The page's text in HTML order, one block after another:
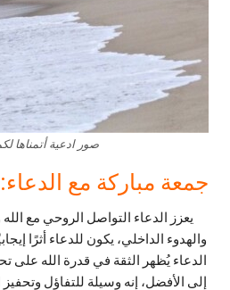
صور ادعية أتمناها
جمعة مباركة مع الدعاء:
يعزز الدعاء التواصل الروحي مع
والهدوء الداخلي، يكون للدعاء أثرًا
الدعاء يُظهر الثقة في قدرة الله على
إلى الأفضل، إنه وسيلة للتفاؤل